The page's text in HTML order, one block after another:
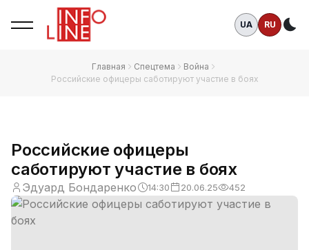
UA RU
Главная Спецтема
Война
Российские офицеры саботируют участие в боях
Российские офицеры
саботируют участие в боях
Эдуард Бондаренко 14:30 20.06.25 452